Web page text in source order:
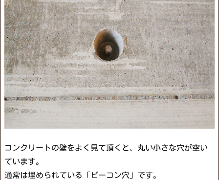
コンクリートの壁をよく見て頂くと、丸い小さな穴が空い
ています。
通常は埋められている「ピーコン穴」です。